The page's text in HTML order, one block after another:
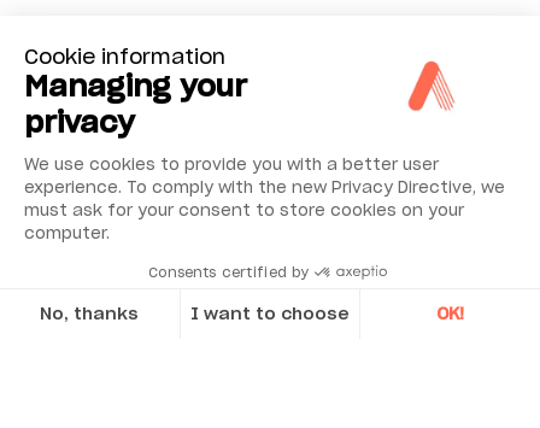
Cookie information
Managing your
privacy
We use cookies to provide you with a better user
experience. To comply with the new Privacy Directive, we
must ask for your consent to store cookies on your
computer.
Consents certified by
No, thanks I want to choose OK!